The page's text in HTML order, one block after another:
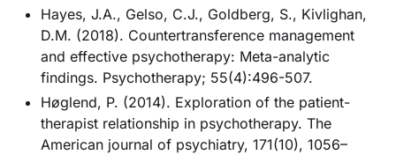
Hayes, J.A., Gelso, C.J., Goldberg, S., Kivlighan,
D.M. (2018). Countertransference management
and effective psychotherapy: Meta-analytic
findings. Psychotherapy; 55(4):496-507.
Høglend, P. (2014). Exploration of the patient-
therapist relationship in psychotherapy. The
American journal of psychiatry, 171(10), 1056–